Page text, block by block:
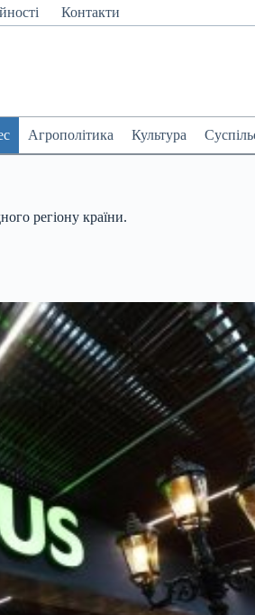
Контакти
Агрополітика Культура
регіону країни.